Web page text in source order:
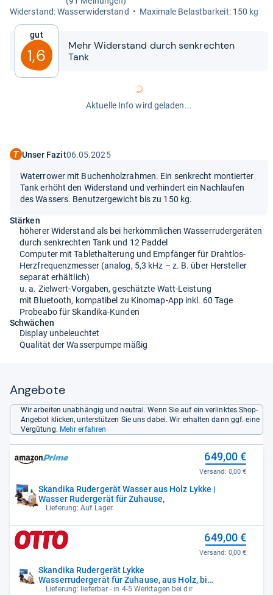
Wider­stand: Was­ser­wi­der­stand
Maxi­male Belast­bar­keit: 150 kg
Gut
1,6
Mehr Wider­stand durch senk­rech­ten
Tank
Aktuelle Info wird geladen...
Unser Fazit06.05.2025
Waterrower mit Buchenholzrahmen. Ein senkrecht montierter
Tank erhöht den Widerstand und verhindert ein Nachlaufen
des Wassers. Benutzergewicht bis zu 150 kg.
Stärken
höherer Widerstand als bei herkömmlichen Wasserrudergeräten
durch senkrechten Tank und 12 Paddel
Computer mit Tablethalterung und Empfänger für Drahtlos-
Herzfrequenzmesser (analog, 5,3 kHz – z. B. über Hersteller
separat erhältlich)
u. a. Zielwert-Vorgaben, geschätzte Watt-Leistung
mit Bluetooth, kompatibel zu Kinomap-App inkl. 60 Tage
Probeabo für Skandika-Kunden
Schwächen
Display unbeleuchtet
Qualität der Wasserpumpe mäßig
Angebote
Wir arbeiten unabhängig und neutral. Wenn Sie auf ein verlinktes Shop-
Angebot klicken, unterstützen Sie uns dabei. Wir erhalten dann ggf. eine
Vergütung. Mehr erfahren
Skandika Rudergerät Wasser aus Holz Lykke |
Wasser Rudergerät für Zuhause,
Lieferung: Auf Lager
649,00 €
Versand: 0,00 €
Skandika Rudergerät Lykke
Wasserrudergerät für Zuhause, aus Holz, bis
150 kg,
Lieferung: lieferbar - in 4-5 Werktagen bei dir
649,00 €
Versand: 0,00 €